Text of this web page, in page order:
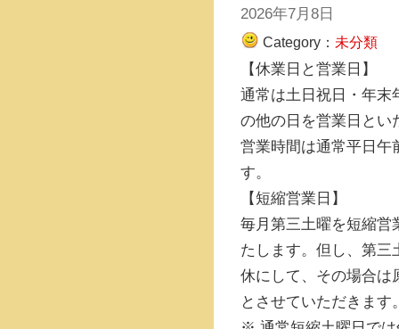
2026年7月8日
Category： 未分類
【休業日と営業日】
通常は土日祝日・年末
の他の日を営業日とい
営業時間は通常平日午
す。
【短縮営業日】
毎月第三土曜を短縮営
たします。但し、第三
休にして、その場合は
とさせていただきま